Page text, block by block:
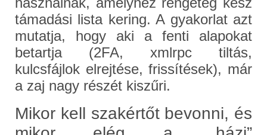
támadási lista kering. A gyakorlat azt
mutatja, hogy aki a fenti alapokat
betartja (2FA, xmlrpc tiltás,
kulcsfájlok elrejtése, frissítések), már
a zaj nagy részét kiszűri.
Mikor kell szakértőt bevonni, és